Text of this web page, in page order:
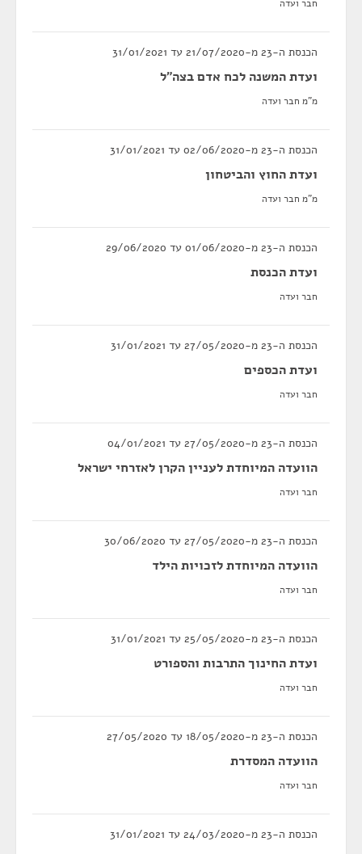
חבר ועדה
הכנסת ה-23 מ-21/07/2020 עד 31/01/2021
ועדת המשנה לכח אדם בצה"ל
מ"מ חבר ועדה
הכנסת ה-23 מ-02/06/2020 עד 31/01/2021
ועדת החוץ והביטחון
מ"מ חבר ועדה
הכנסת ה-23 מ-01/06/2020 עד 29/06/2020
ועדת הכנסת
חבר ועדה
הכנסת ה-23 מ-27/05/2020 עד 31/01/2021
ועדת הכספים
חבר ועדה
הכנסת ה-23 מ-27/05/2020 עד 04/01/2021
הוועדה המיוחדת לעניין הקרן לאזרחי ישראל
חבר ועדה
הכנסת ה-23 מ-27/05/2020 עד 30/06/2020
הוועדה המיוחדת לזכויות הילד
חבר ועדה
הכנסת ה-23 מ-25/05/2020 עד 31/01/2021
ועדת החינוך התרבות והספורט
חבר ועדה
הכנסת ה-23 מ-18/05/2020 עד 27/05/2020
הוועדה המסדרת
חבר ועדה
הכנסת ה-23 מ-24/03/2020 עד 31/01/2021